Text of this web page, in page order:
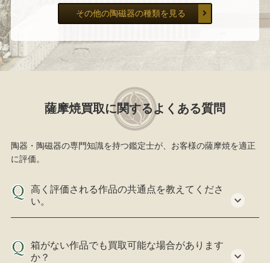
その他の陶磁器の種類を見る
薩摩焼買取に関するよくある質問
陶器・陶磁器の専門知識を持つ鑑定士が、お客様の薩摩焼を適正
に評価。
高く評価される作品の共通点を教えてくださ
い。
箱がない作品でも買取可能な場合があります
か？